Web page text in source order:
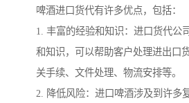
啤酒进口货代有许多优点，包括：
1. 丰富的经验和知识：进口货代公
和知识，可以帮助客户处理进出口
关手续、文件处理、物流安排等。
2. 降低风险：进口啤酒涉及到许多